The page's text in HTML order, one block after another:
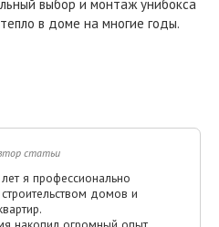
выбор и монтаж унибокса
в доме на многие годы.
статьи
я профессионально
домов и